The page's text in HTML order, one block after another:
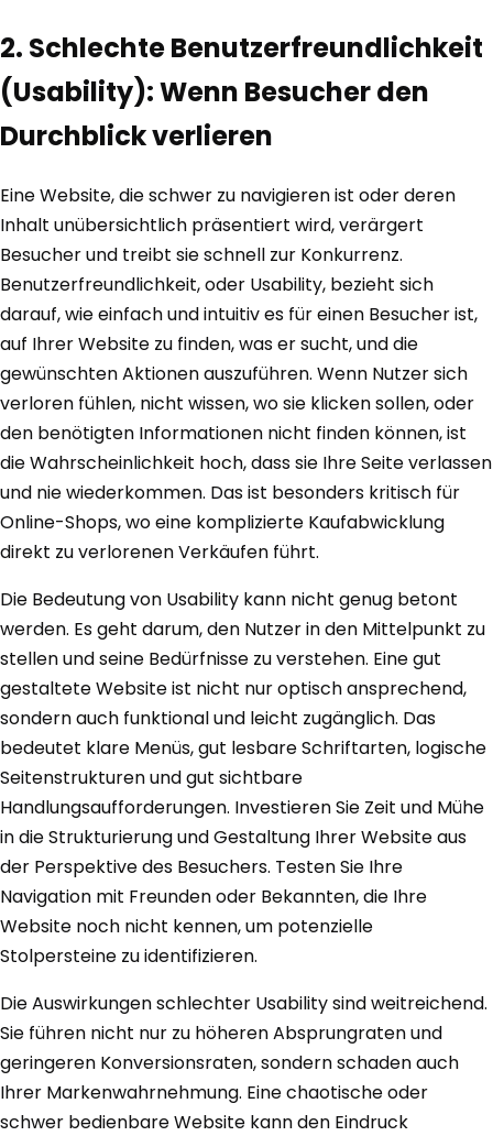
2. Schlechte Benutzerfreundlichkeit
(Usability): Wenn Besucher den
Durchblick verlieren
Eine Website, die schwer zu navigieren ist oder deren
Inhalt unübersichtlich präsentiert wird, verärgert
Besucher und treibt sie schnell zur Konkurrenz.
Benutzerfreundlichkeit, oder Usability, bezieht sich
darauf, wie einfach und intuitiv es für einen Besucher ist,
auf Ihrer Website zu finden, was er sucht, und die
gewünschten Aktionen auszuführen. Wenn Nutzer sich
verloren fühlen, nicht wissen, wo sie klicken sollen, oder
den benötigten Informationen nicht finden können, ist
die Wahrscheinlichkeit hoch, dass sie Ihre Seite verlassen
und nie wiederkommen. Das ist besonders kritisch für
Online-Shops, wo eine komplizierte Kaufabwicklung
direkt zu verlorenen Verkäufen führt.
Die Bedeutung von Usability kann nicht genug betont
werden. Es geht darum, den Nutzer in den Mittelpunkt zu
stellen und seine Bedürfnisse zu verstehen. Eine gut
gestaltete Website ist nicht nur optisch ansprechend,
sondern auch funktional und leicht zugänglich. Das
bedeutet klare Menüs, gut lesbare Schriftarten, logische
Seitenstrukturen und gut sichtbare
Handlungsaufforderungen. Investieren Sie Zeit und Mühe
in die Strukturierung und Gestaltung Ihrer Website aus
der Perspektive des Besuchers. Testen Sie Ihre
Navigation mit Freunden oder Bekannten, die Ihre
Website noch nicht kennen, um potenzielle
Stolpersteine zu identifizieren.
Die Auswirkungen schlechter Usability sind weitreichend.
Sie führen nicht nur zu höheren Absprungraten und
geringeren Konversionsraten, sondern schaden auch
Ihrer Markenwahrnehmung. Eine chaotische oder
schwer bedienbare Website kann den Eindruck